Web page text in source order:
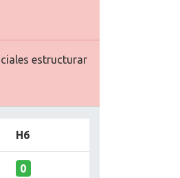
estructurar
H6
0